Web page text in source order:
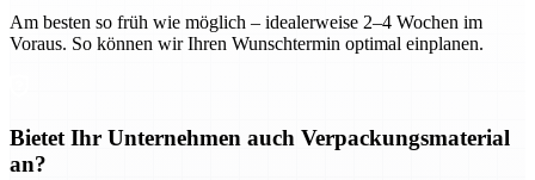
Am besten so früh wie möglich – idealerweise 2–4 Wochen im
Voraus. So können wir Ihren Wunschtermin optimal einplanen.
Bietet Ihr Unternehmen auch Verpackungsmaterial
an?